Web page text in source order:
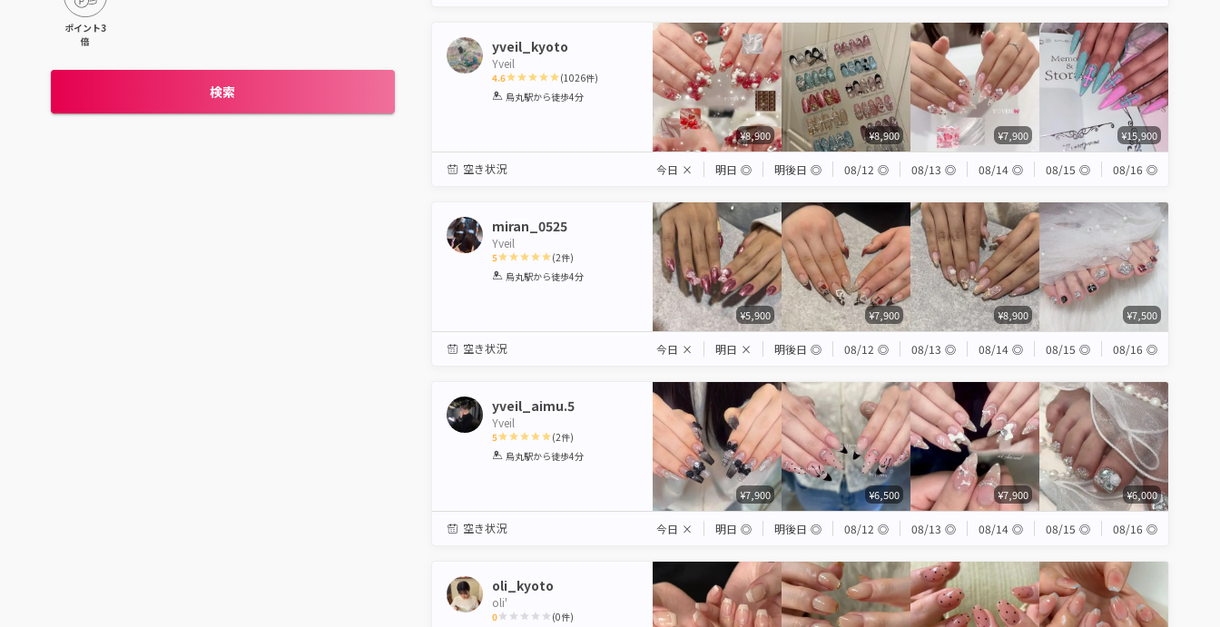
ポイント3
倍
検索
yveil_kyoto
Yveil
4.6
1 2 3 4 5
(1026件)
烏丸駅から徒歩4分
¥8,900 ¥8,900 ¥7,900 ¥15,900
空き状況 今日 × 明日 ◎ 明後日 ◎ 08/12 ◎ 08/13 ◎ 08/14 ◎ 08/15 ◎ 08/16 ◎
miran_0525
Yveil
5
1 2 3 4 5
(2件)
烏丸駅から徒歩4分
¥5,900 ¥7,900 ¥8,900 ¥7,500
空き状況 今日 × 明日 × 明後日 ◎ 08/12 ◎ 08/13 ◎ 08/14 ◎ 08/15 ◎ 08/16 ◎
yveil_aimu.5
Yveil
5
1 2 3 4 5
(2件)
烏丸駅から徒歩4分
¥7,900 ¥6,500 ¥7,900 ¥6,000
空き状況 今日 × 明日 ◎ 明後日 ◎ 08/12 ◎ 08/13 ◎ 08/14 ◎ 08/15 ◎ 08/16 ◎
oli_kyoto
oli'
0 (0件)